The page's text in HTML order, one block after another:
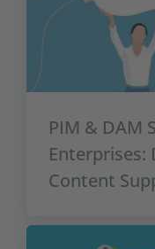
PIM & DAM
Content